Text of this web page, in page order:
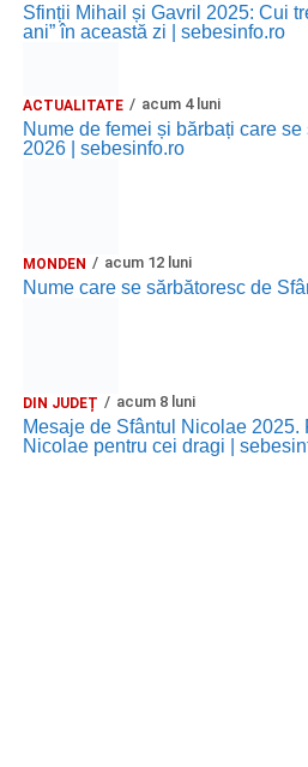
Sfinții Mihail și Gavril 2025: Cui
ani” în această zi | sebesinfo.ro
ACTUALITATE acum 4 luni
Nume de femei și bărbați care
2026 | sebesinfo.ro
MONDEN acum 12 luni
Nume care se sărbătoresc de
DIN JUDEȚ acum 8 luni
Mesaje de Sfântul Nicolae 2025.
Nicolae pentru cei dragi |